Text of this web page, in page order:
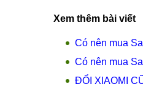
Xem thêm bài viết
Có nên mua
Có nên mua
ĐỔI XIAOMI